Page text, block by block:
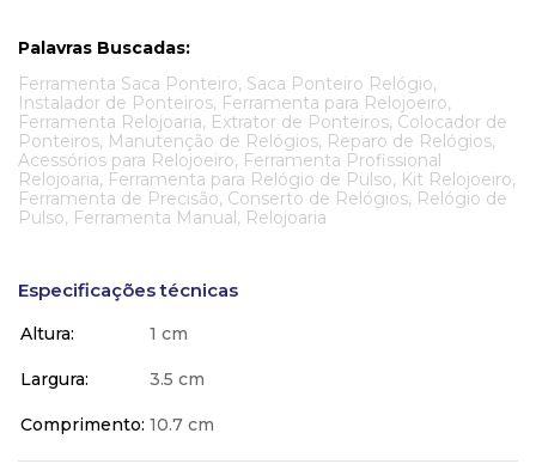
Palavras Buscadas:
Ferramenta Saca Ponteiro, Saca Ponteiro Relógio,
Instalador de Ponteiros, Ferramenta para Relojoeiro,
Ferramenta Relojoaria, Extrator de Ponteiros, Colocador de
Ponteiros, Manutenção de Relógios, Reparo de Relógios,
Acessórios para Relojoeiro, Ferramenta Profissional
Relojoaria, Ferramenta para Relógio de Pulso, Kit Relojoeiro,
Ferramenta de Precisão, Conserto de Relógios, Relógio de
Pulso, Ferramenta Manual, Relojoaria
Especificações técnicas
Altura 1 cm
Largura 3.5 cm
Comprimento 10.7 cm